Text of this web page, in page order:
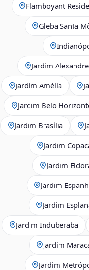
Flamboyant
Gleba Santa
Jardim
Jardim Amélia
Jardim Belo
Jardim Brasília
Jardim
Jardim
Jardim
Jardim
Jardim Induberaba
Jardim
Jardim